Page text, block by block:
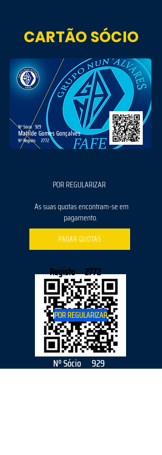
CARTÃO SÓCIO
929
Nº Sócio
Matilde Gomes Gonçalves
2772
Nº Registo
POR REGULARIZAR
As suas quotas encontram-se em
pagamento.
PAGAR QUOTAS
929
Nº Sócio
Registo 2772
POR REGULARIZAR